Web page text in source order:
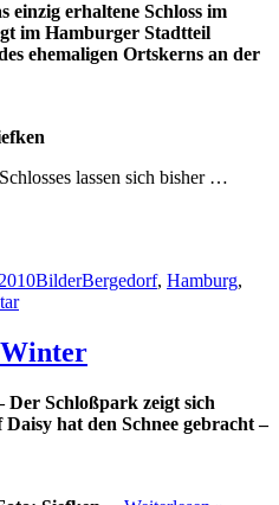
einzig erhaltene Schloss im
im Hamburger Stadtteil
ehemaligen Ortskerns an der
lassen sich bisher …
BilderBergedorf, Hamburg,
zu
Schloss
Winter
Der Schloßpark zeigt sich
hat den Schnee gebracht –